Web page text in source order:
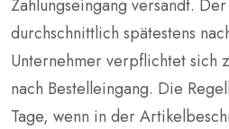
Zahlungseingang versandt.
durchschnittlich spätestens
Unternehmer verpflichtet sich
nach Bestelleingang. Die
Tage, wenn in der